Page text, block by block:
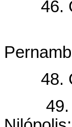
46.
47.
48.
49.